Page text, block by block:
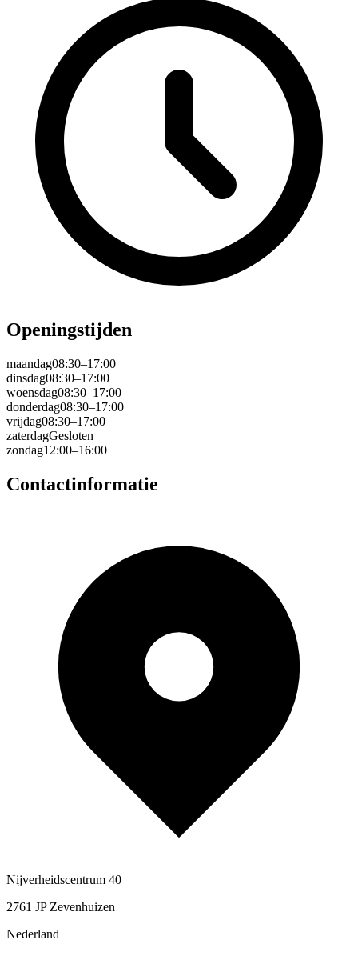
Openingstijden
maandag08:30–17:00
dinsdag08:30–17:00
woensdag08:30–17:00
donderdag08:30–17:00
vrijdag08:30–17:00
zaterdagGesloten
zondag12:00–16:00
Contactinformatie
Nijverheidscentrum 40
2761 JP Zevenhuizen
Nederland